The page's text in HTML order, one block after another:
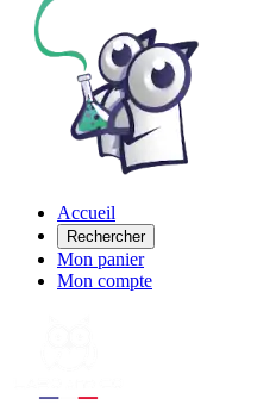
Accueil
Rechercher
Mon panier
Mon compte